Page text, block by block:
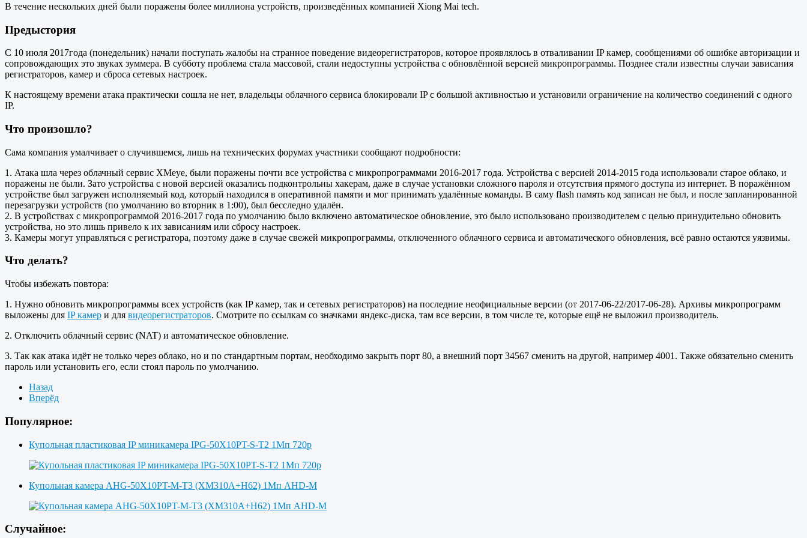
В течение нескольких дней были поражены более миллиона устройств, произведённых компанией Xiong Mai tech.
Предыстория
С 10 июля 2017года (понедельник) начали поступать жалобы на странное поведение видеорегистраторов, которое проявлялось в отваливании IP камер, сообщениями об ошибке авторизации и
сопровождающих это звуках зуммера. В субботу проблема стала массовой, стали недоступны устройства с обновлённой версией микропрограммы. Позднее стали известны случаи зависания
регистраторов, камер и сброса сетевых настроек.
К настоящему времени атака практически сошла не нет, владельцы облачного сервиса блокировали IP с большой активностью и установили ограничение на количество соединений с одного
IP.
Что произошло?
Сама компания умалчивает о случившемся, лишь на технических форумах участники сообщают подробности:
1. Атака шла через облачный сервис XMeye, были поражены почти все устройства с микропрограммами 2016-2017 года. Устройства с версией 2014-2015 года использовали старое облако, и
поражены не были. Зато устройства с новой версией оказались подконтрольны хакерам, даже в случае установки сложного пароля и отсутствия прямого доступа из интернет. В поражённом
устройстве был загружен исполняемый код, который находился в оперативной памяти и мог принимать удалённые команды. В саму flash память код записан не был, и после запланированной
перезагрузки устройств (по умолчанию во вторник в 1:00), был бесследно удалён.
2. В устройствах с микропрограммой 2016-2017 года по умолчанию было включено автоматическое обновление, это было использовано производителем с целью принудительно обновить
устройства, но это лишь привело к их зависаниям или сбросу настроек.
3. Камеры могут управляться с регистратора, поэтому даже в случае свежей микропрограммы, отключенного облачного сервиса и автоматического обновления, всё равно остаются уязвимы.
Что делать?
Чтобы избежать повтора:
1. Нужно обновить микропрограммы всех устройств (как IP камер, так и сетевых регистраторов) на последние неофициальные версии (от 2017-06-22/2017-06-28). Архивы микропрограмм
выложены для IP камер и для видеорегистраторов. Смотрите по ссылкам со значками яндекс-диска, там все версии, в том числе те, которые ещё не выложил производитель.
2. Отключить облачный сервис (NAT) и автоматическое обновление.
3. Так как атака идёт не только через облако, но и по стандартным портам, необходимо закрыть порт 80, а внешний порт 34567 сменить на другой, например 4001. Также обязательно сменить
пароль или установить его, если стоял пароль по умолчанию.
Назад
Вперёд
Популярное:
Купольная пластиковая IP миникамера IPG-50X10PT-S-T2 1Мп 720p
Купольная камера AHG-50X10PT-M-T3 (XM310A+H62) 1Мп AHD-M
Случайное: